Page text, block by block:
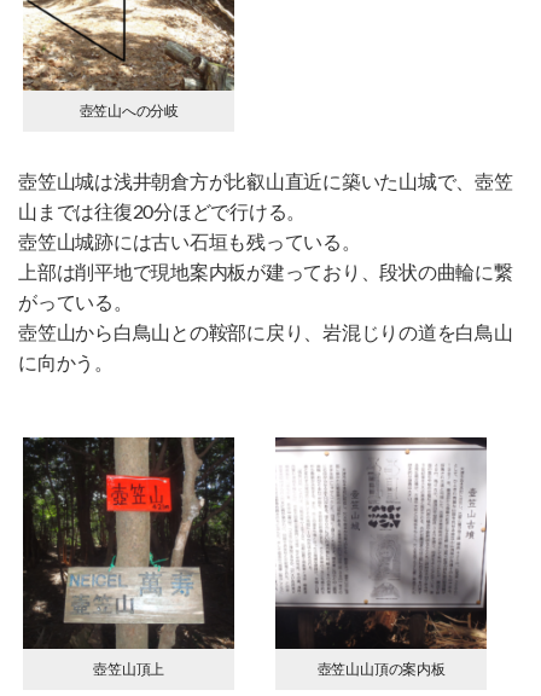
壺笠山への分岐
壺笠山城は浅井朝倉方が比叡山直近に築いた山城で、壺笠
山までは往復20分ほどで行ける。
壺笠山城跡には古い石垣も残っている。
上部は削平地で現地案内板が建っており、段状の曲輪に繋
がっている。
壺笠山から白鳥山との鞍部に戻り、岩混じりの道を白鳥山
に向かう。
壺笠山頂上 壺笠山山頂の案内板